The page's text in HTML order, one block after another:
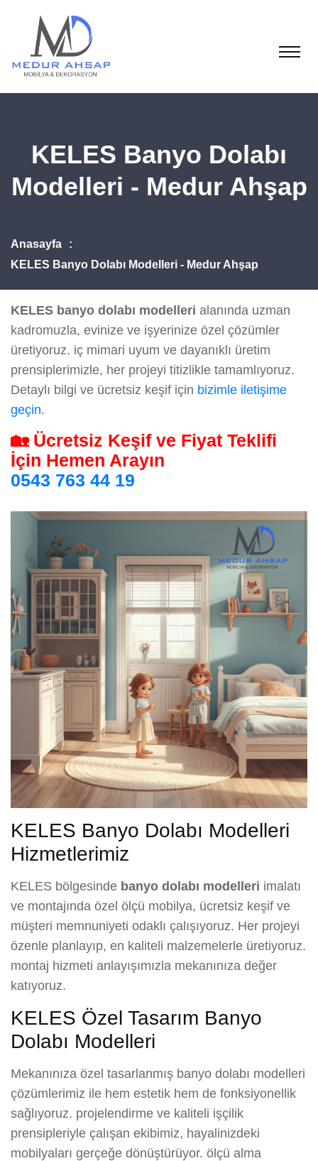
KELES Banyo Dolabı
Modelleri - Medur Ahşap
Anasayfa
KELES Banyo Dolabı Modelleri - Medur Ahşap
KELES banyo dolabı modelleri alanında uzman
kadromuzla, evinize ve işyerinize özel çözümler
üretiyoruz. iç mimari uyum ve dayanıklı üretim
prensiplerimizle, her projeyi titizlikle tamamlıyoruz.
Detaylı bilgi ve ücretsiz keşif için bizimle iletişime
geçin.
🏡 Ücretsiz Keşif ve Fiyat Teklifi
İçin Hemen Arayın
0543 763 44 19
KELES Banyo Dolabı Modelleri
Hizmetlerimiz
KELES bölgesinde banyo dolabı modelleri imalatı
ve montajında özel ölçü mobilya, ücretsiz keşif ve
müşteri memnuniyeti odaklı çalışıyoruz. Her projeyi
özenle planlayıp, en kaliteli malzemelerle üretiyoruz.
montaj hizmeti anlayışımızla mekanınıza değer
katıyoruz.
KELES Özel Tasarım Banyo
Dolabı Modelleri
Mekanınıza özel tasarlanmış banyo dolabı modelleri
çözümlerimiz ile hem estetik hem de fonksiyonellik
sağlıyoruz. projelendirme ve kaliteli işçilik
prensipleriyle çalışan ekibimiz, hayalinizdeki
mobilyaları gerçeğe dönüştürüyor. ölçü alma